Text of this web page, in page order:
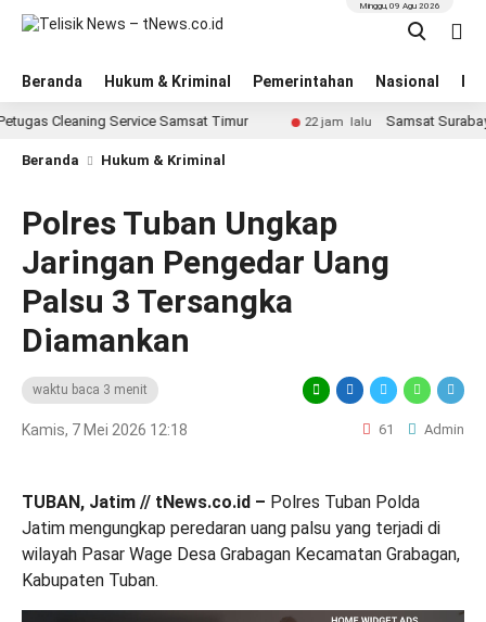
Beranda Hukum & Kriminal Pemerintahan Nasional
Minggu, 09 Agu 2026
Service Samsat Timur 22 jam lalu Samsat Surabaya
Beranda Hukum & Kriminal
Polres Tuban Ungkap
Jaringan Pengedar Uang
Palsu 3 Tersangka
Diamankan
waktu baca 3 menit
Kamis, 7 Mei 2026 12:18 61 Admin
TUBAN, Jatim // tNews.co.id – Polres Tuban Polda
Jatim mengungkap peredaran uang palsu yang terjadi di
wilayah Pasar Wage Desa Grabagan Kecamatan Grabagan,
Kabupaten Tuban.